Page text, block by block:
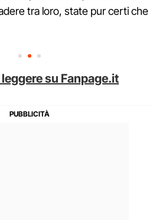
tra loro, state pur certi che
su Fanpage.it